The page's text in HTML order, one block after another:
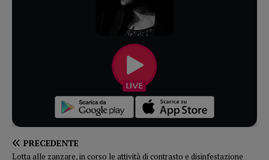
PRECEDENTE
Lotta alle zanzare, in corso le attività di contrasto e disinfestazione